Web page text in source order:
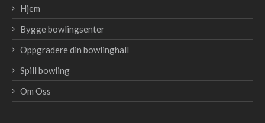
Hjem
Bygge bowlingsenter
Oppgradere din bowlinghall
Spill bowling
Om Oss